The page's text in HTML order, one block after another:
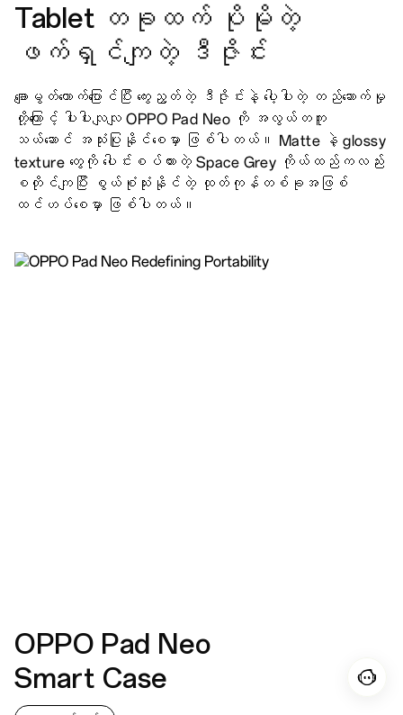
Tablet တခုထက် ပိုမိုတဲ့
ဖက်ရှင်ကျတဲ့ ဒီဇိုင်း
ချောမွတ်တောက်ပြောင်ပြီး ကွေးညွတ်တဲ့ ဒီဇိုင်းနဲ့ ပေါ့ပါးတဲ့ တည်ဆောက်မှု
တို့ကြောင့် ပါးပါးလျလျ OPPO Pad Neo ကို အလွယ်တကူ
သယ်ဆောင် အသုံးပြုနိုင်စေမှာ ဖြစ်ပါတယ်။ Matte နဲ့ glossy
texture တွေကို ပေါင်းစပ်ထားတဲ့ Space Grey ကိုယ်ထည်ကလည်း
စတိုင်ကျပြီး စွယ်စုံသုံးနိုင်တဲ့ ထုတ်ကုန်တစ်ခုအဖြစ်
ထင်ဟပ်စေမှာ ဖြစ်ပါတယ်။
OPPO Pad Neo
Smart Case